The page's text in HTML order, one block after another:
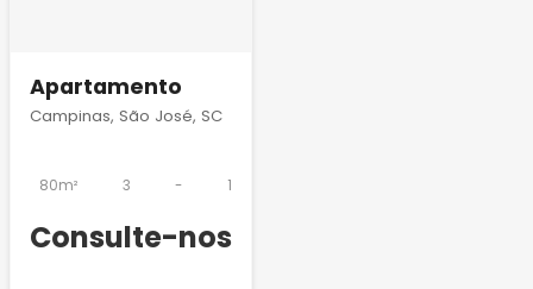
Apartamento
Campinas, São José, SC
80m² 3 - 1
Consulte-nos